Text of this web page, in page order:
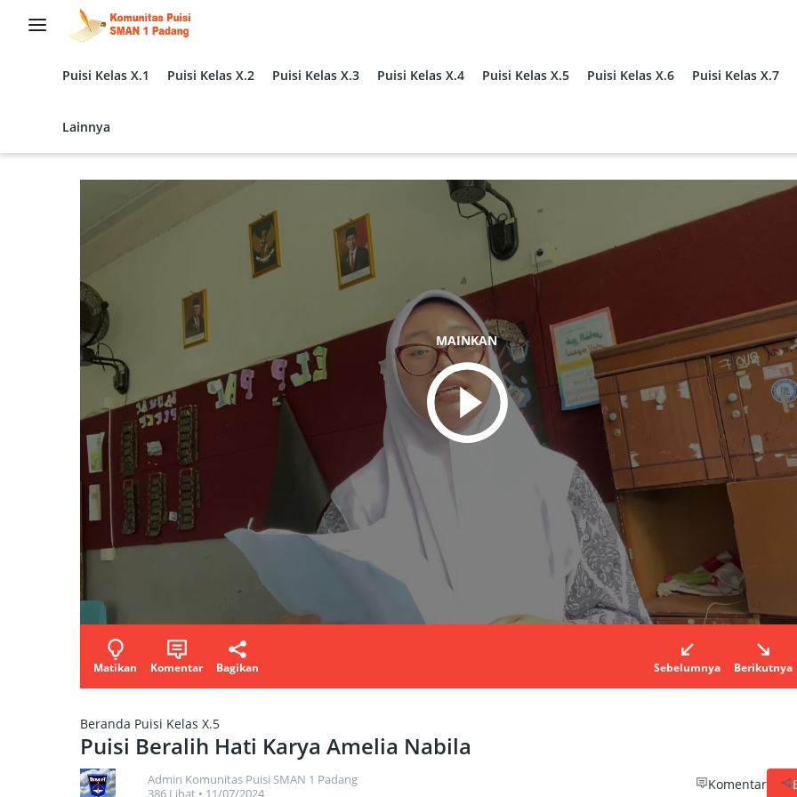
Puisi Kelas X.1
Puisi Kelas X.2 Puisi Kelas X.3 Puisi Kelas X.4 Puisi Kelas X.5 Puisi Kelas X.6 Puisi Kelas X.7
Lainnya
MAINKAN
Matikan Komentar Bagikan Sebelumnya Berikutnya
Beranda Puisi Kelas X.5
Puisi Beralih Hati Karya Amelia Nabila
Admin Komunitas Puisi SMAN 1 Padang
386 Lihat • 11/07/2024
Komentar